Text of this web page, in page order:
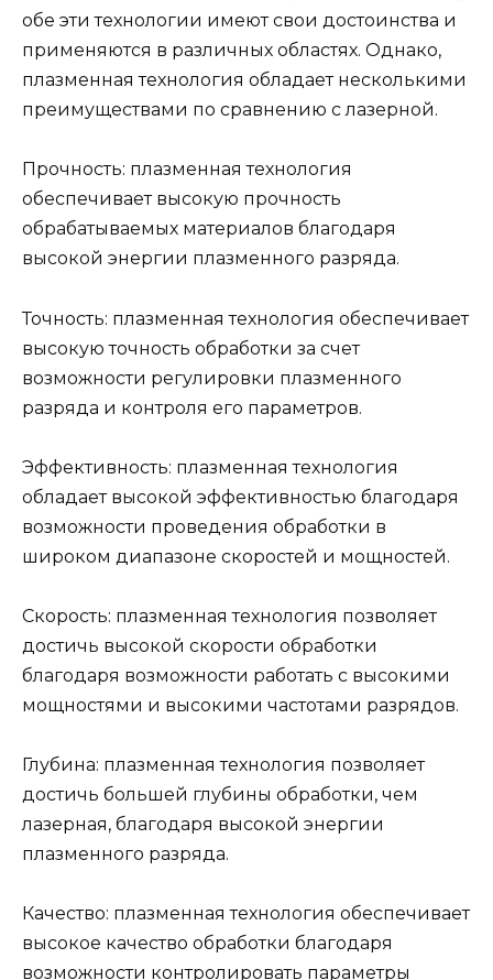
обе эти технологии имеют свои достоинства и
применяются в различных областях. Однако,
плазменная технология обладает несколькими
преимуществами по сравнению с лазерной.
Прочность: плазменная технология
обеспечивает высокую прочность
обрабатываемых материалов благодаря
высокой энергии плазменного разряда.
Точность: плазменная технология обеспечивает
высокую точность обработки за счет
возможности регулировки плазменного
разряда и контроля его параметров.
Эффективность: плазменная технология
обладает высокой эффективностью благодаря
возможности проведения обработки в
широком диапазоне скоростей и мощностей.
Скорость: плазменная технология позволяет
достичь высокой скорости обработки
благодаря возможности работать с высокими
мощностями и высокими частотами разрядов.
Глубина: плазменная технология позволяет
достичь большей глубины обработки, чем
лазерная, благодаря высокой энергии
плазменного разряда.
Качество: плазменная технология обеспечивает
высокое качество обработки благодаря
возможности контролировать параметры